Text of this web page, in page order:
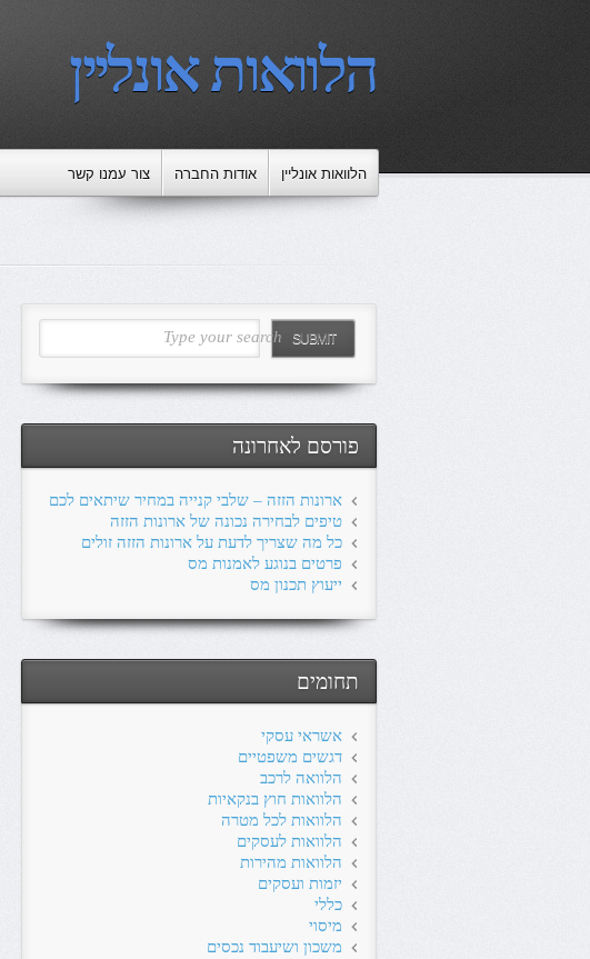
הלוואות אונליין
הלוואות אונליין אודות החברה צור עמנו קשר
Type your search SUBMIT
פורסם לאחרונה
ארונות הזזה – שלבי קנייה במחיר שיתאים לכם
טיפים לבחירה נכונה של ארונות הזזה
כל מה שצריך לדעת על ארונות הזזה זולים
פרטים בנוגע לאמנות מס
ייעוץ תכנון מס
תחומים
אשראי עסקי
דגשים משפטיים
הלוואה לרכב
הלוואות חוץ בנקאיות
הלוואות לכל מטרה
הלוואות לעסקים
הלוואות מהירות
יזמות ועסקים
כללי
מיסוי
משכון ושיעבוד נכסים